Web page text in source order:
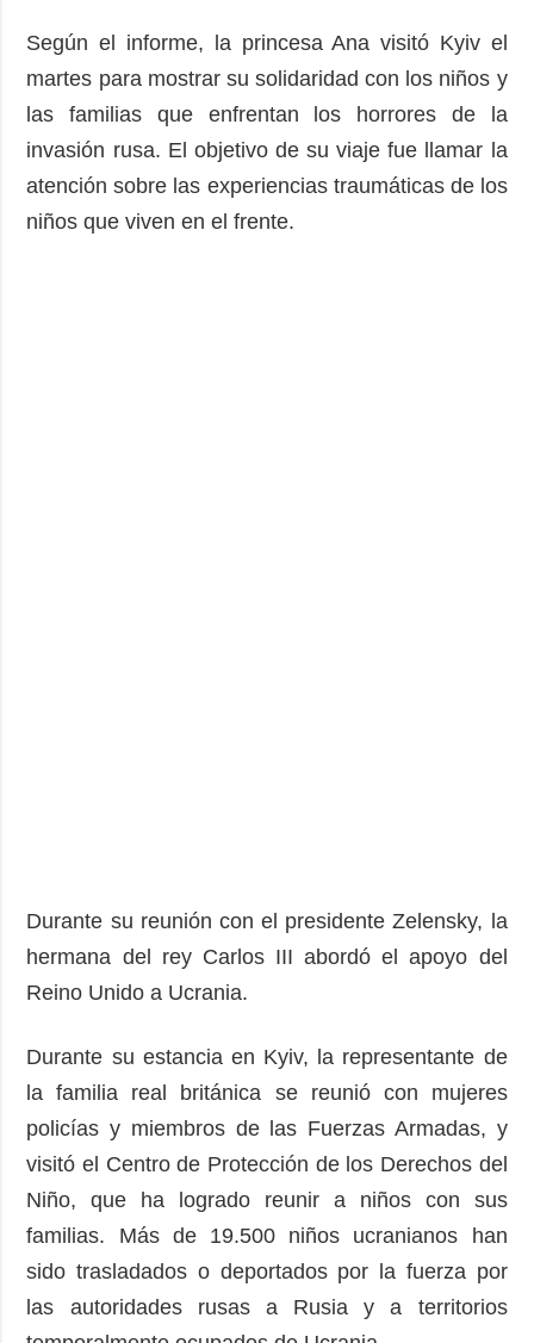
Según el informe, la princesa Ana visitó Kyiv el
martes para mostrar su solidaridad con los niños y
las familias que enfrentan los horrores de la
invasión rusa. El objetivo de su viaje fue llamar la
atención sobre las experiencias traumáticas de los
niños que viven en el frente.
Durante su reunión con el presidente Zelensky, la
hermana del rey Carlos III abordó el apoyo del
Reino Unido a Ucrania.
Durante su estancia en Kyiv, la representante de
la familia real británica se reunió con mujeres
policías y miembros de las Fuerzas Armadas, y
visitó el Centro de Protección de los Derechos del
Niño, que ha logrado reunir a niños con sus
familias. Más de 19.500 niños ucranianos han
sido trasladados o deportados por la fuerza por
las autoridades rusas a Rusia y a territorios